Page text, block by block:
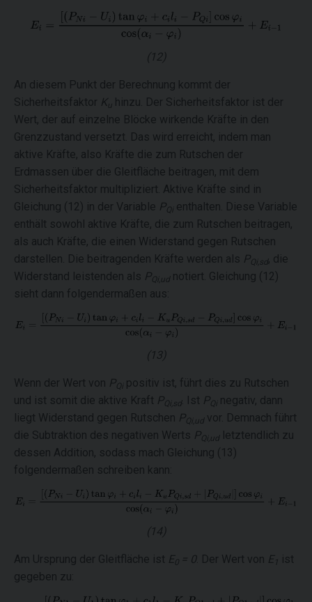
(12)
An diesem Punkt der Berechnung kommt der
Sicherheitsfaktor Ku
hinzu. Der Sicherheitsfaktor ist der
Wert, der auf einzelne Blöcke wirkende Kräfte in den
Grenzzustand versetzt. Das wird erreicht, indem man
aktive Kräfte, also Kräfte die zum Rutschen der
Erdmassen über die Gleitfläche beitragen, mit dem
Sicherheitsfaktor multipliziert. Aktive Kräfte sind in
Gleichung (12) in der Variable P Qi enthalten. Diese Variable
enthält sowohl aktive Kräfte, die zum Rutschen beitragen,
als auch Kräfte, die einen Widerstand gegen Rutschen
darstellen. Die beitragenden Kräfte werden als P Qi,sd, die
Widerstand leistenden als P Qi,udnotiert. Gleichung (12)
sieht dann folgendermaßen aus:
(13)
Wenn der Wert von P Qi positiv ist, führt dies zu Rutschen
und ist somit die aktive Kraft P Qi,sd. Ist P Qi negativ, dann
liegt Widerstand gegen Rutschen P Qi,udvor. Demnach führt
die Subtraktion des negativen Werts P Qi,udletztendlich zu
dessen Addition, sodass mach Gleichung (13)
folgendermaßen schreiben kann:
(14)
Am Ursprung der Gleitfläche ist E = 0. Der Wert von E 1 ist
gegeben zu: